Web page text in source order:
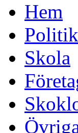
Hem
Politik
Skola